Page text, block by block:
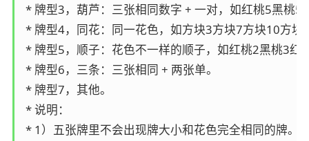
* 牌型3，葫芦：三张相同数字 + 一对，如红桃5黑桃5
* 牌型4，同花：同一花色，如方块3方块7方块10方块
* 牌型5，顺子：花色不一样的顺子，如红桃2黑桃3红
* 牌型6，三条：三张相同 + 两张单。
* 牌型7，其他。
* 说明：
* 1）五张牌里不会出现牌大小和花色完全相同的牌。